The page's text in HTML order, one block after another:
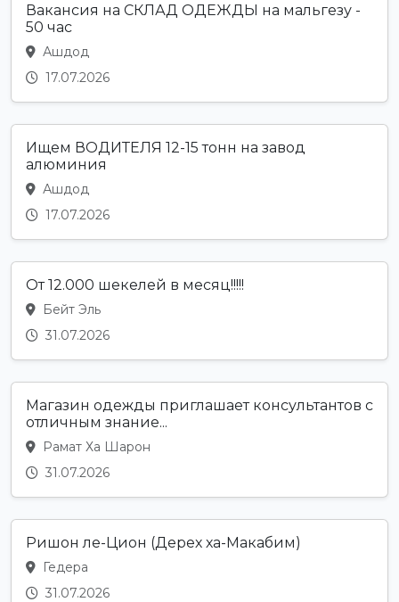
Вакансия на СКЛАД ОДЕЖДЫ на мальгезу -
50 час
Ашдод
17.07.2026
Ищем ВОДИТЕЛЯ 12-15 тонн на завод
алюминия
Ашдод
17.07.2026
От 12.000 шекелей в месяц!!!!!
Бейт Эль
31.07.2026
Магазин одежды приглашает консультантов с
отличным знание...
Рамат Ха Шарон
31.07.2026
Ришон ле-Цион (Дерех ха-Макабим)
Гедера
31.07.2026